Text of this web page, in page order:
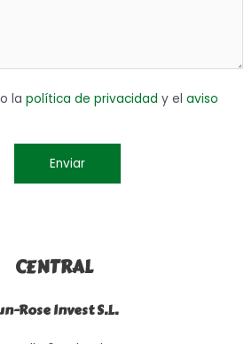
la política de privacidad y el aviso
CENTRAL
Rose Invest S.L.